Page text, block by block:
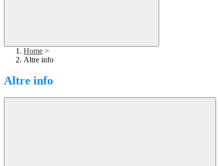
Home >
Altre info
Altre info